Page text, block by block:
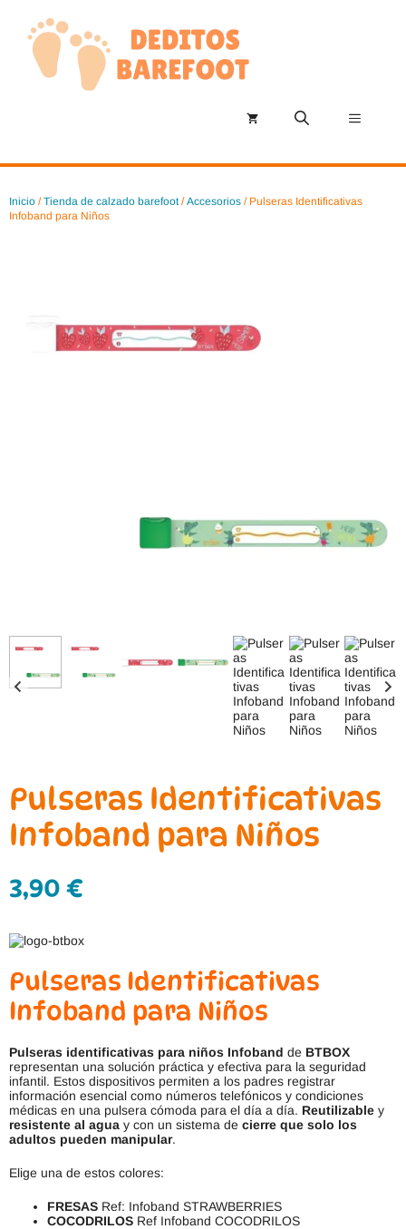
contenido
Menú
Inicio /Tienda de calzado barefoot/Accesorios / Pulseras Identificativas
Infoband para Niños
Pulseras Identificativas
Infoband para Niños
3,90 €
Pulseras Identificativas
Infoband para Niños
Pulseras identificativas para niños Infoband de BTBOX
representan una solución práctica y efectiva para la seguridad
infantil. Estos dispositivos permiten a los padres registrar
información esencial como números telefónicos y condiciones
médicas en una pulsera cómoda para el día a día. Reutilizable y
resistente al agua y con un sistema de cierre que solo los
adultos pueden manipular.
Elige una de estos colores:
FRESAS Ref: Infoband STRAWBERRIES
COCODRILOS Ref Infoband COCODRILOS